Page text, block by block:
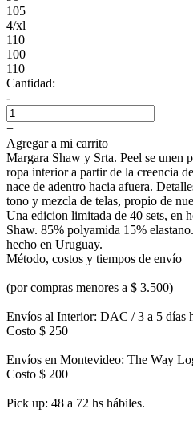
105
4/xl
110
100
110
Cantidad:
-
+
Agregar a mi carrito
Margara Shaw y Srta. Peel se unen
ropa interior a partir de la creencia
nace de adentro hacia afuera.
tono y mezcla de telas, propio de
Una edicion limitada de 40 sets, en
Shaw. 85% polyamida 15%
hecho en Uruguay.
Método, costos y tiempos de envío
+
(por compras menores a $ 3.500)
Envíos al Interior: DAC / 3 a 5 días
Costo $ 250
Envíos en Montevideo: The Way
Costo $ 200
Pick up: 48 a 72 hs hábiles.